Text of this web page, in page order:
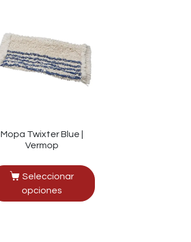
Mopa Twixter Blue |
Vermop
Seleccionar
opciones